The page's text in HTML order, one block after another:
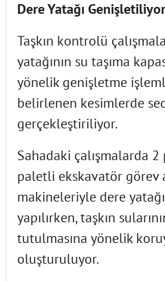
Dere Yatağı
Taşkın kontrolü
yatağının su taşıma
yönelik genişletme
belirlenen kesimlerde
gerçekleştiriliyor.
Sahadaki çalışmalarda
paletli ekskavatör görev
makineleriyle dere
yapılırken, taşkın
tutulmasına yönelik
oluşturuluyor.